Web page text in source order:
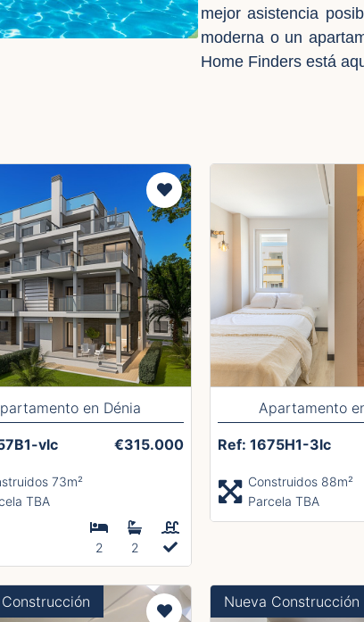
mejor asistencia
moderna o un
Home Finders está
en Dénia
vlc €315.000
73m²
TBA
2 2
Apartamento
Ref: 1675H1-3lc
Construidos 88m²
Parcela TBA
Nueva Construcción